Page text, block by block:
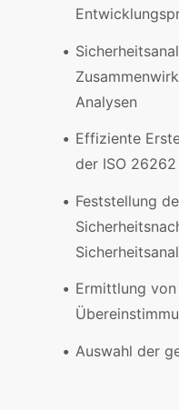
Analysen
Effiziente
der ISO 26262
Feststellung
Ermittlung
Auswahl der